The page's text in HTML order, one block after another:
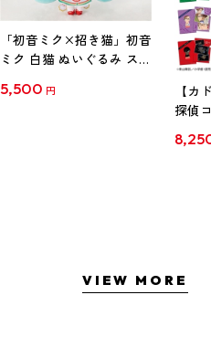
「初音ミク×招き猫」初音
ミク 白猫 ぬいぐるみ スタ
5,500 円
【カ
探偵
クリ
VIEW MORE